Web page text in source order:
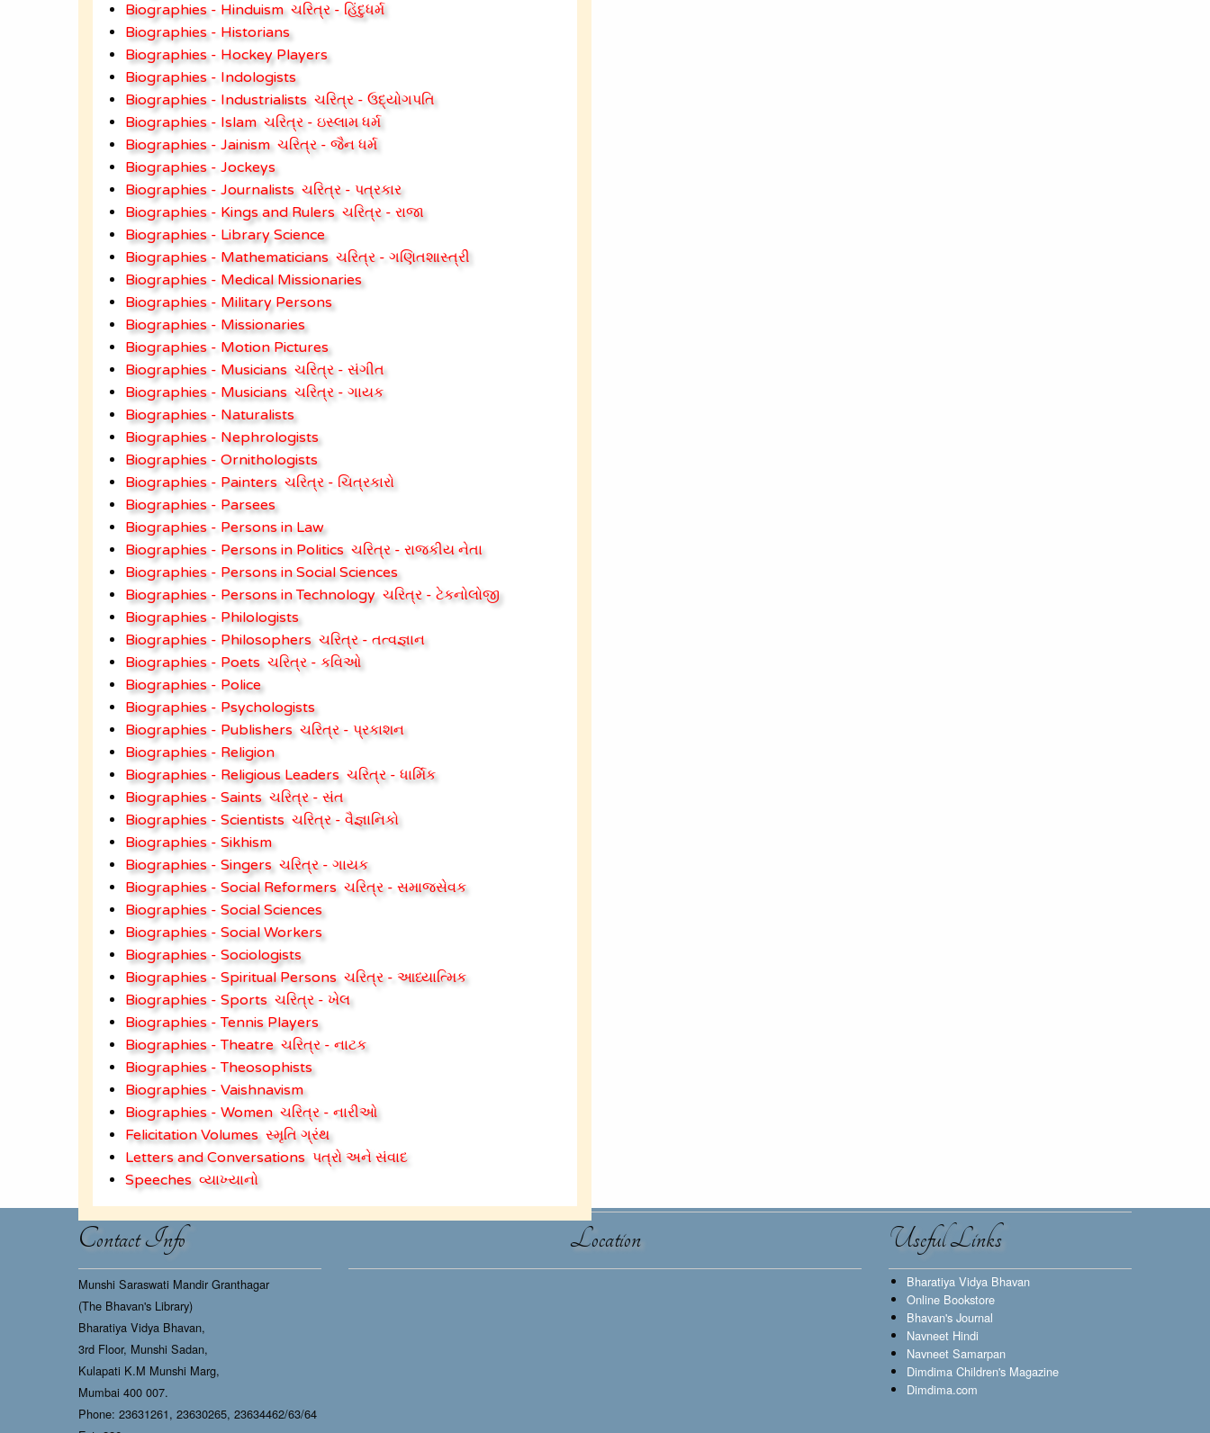
Biographies - Hinduism ચરિત્ર - હિંદુધર્મ
Biographies - Historians
Biographies - Hockey Players
Biographies - Indologists
Biographies - Industrialists ચરિત્ર - ઉદ્યોગપતિ
Biographies - Islam ચરિત્ર - ઇસ્લામ ધર્મ
Biographies - Jainism ચરિત્ર - જૈન ધર્મ
Biographies - Jockeys
Biographies - Journalists ચરિત્ર - પત્રકાર
Biographies - Kings and Rulers ચરિત્ર - રાજા
Biographies - Library Science
Biographies - Mathematicians ચરિત્ર - ગણિતશાસ્ત્રી
Biographies - Medical Missionaries
Biographies - Military Persons
Biographies - Missionaries
Biographies - Motion Pictures
Biographies - Musicians ચરિત્ર - સંગીત
Biographies - Musicians ચરિત્ર - ગાયક
Biographies - Naturalists
Biographies - Nephrologists
Biographies - Ornithologists
Biographies - Painters ચરિત્ર - ચિત્રકારો
Biographies - Parsees
Biographies - Persons in Law
Biographies - Persons in Politics ચરિત્ર - રાજકીય નેતા
Biographies - Persons in Social Sciences
Biographies - Persons in Technology ચરિત્ર - ટેકનોલોજી
Biographies - Philologists
Biographies - Philosophers ચરિત્ર - તત્વજ્ઞાન
Biographies - Poets ચરિત્ર - કવિઓ
Biographies - Police
Biographies - Psychologists
Biographies - Publishers ચરિત્ર - પ્રકાશન
Biographies - Religion
Biographies - Religious Leaders ચરિત્ર - ધાર્મિક
Biographies - Saints ચરિત્ર - સંત
Biographies - Scientists ચરિત્ર - વૈજ્ઞાનિકો
Biographies - Sikhism
Biographies - Singers ચરિત્ર - ગાયક
Biographies - Social Reformers ચરિત્ર - સમાજસેવક
Biographies - Social Sciences
Biographies - Social Workers
Biographies - Sociologists
Biographies - Spiritual Persons ચરિત્ર - આધ્યાત્મિક
Biographies - Sports ચરિત્ર - ખેલ
Biographies - Tennis Players
Biographies - Theatre ચરિત્ર - નાટક
Biographies - Theosophists
Biographies - Vaishnavism
Biographies - Women ચરિત્ર - નારીઓ
Felicitation Volumes સ્મૃતિ ગ્રંથ
Letters and Conversations પત્રો અને સંવાદ
Speeches વ્યાખ્યાનો
Contact Info
Munshi Saraswati Mandir Granthagar
(The Bhavan's Library)
Bharatiya Vidya Bhavan,
3rd Floor, Munshi Sadan,
Kulapati K.M Munshi Marg,
Mumbai 400 007.
Phone: 23631261, 23630265, 23634462/63/64
Location Useful Links
Bharatiya Vidya Bhavan
Online Bookstore
Bhavan's Journal
Navneet Hindi
Navneet Samarpan
Dimdima Children's Magazine
Dimdima.com